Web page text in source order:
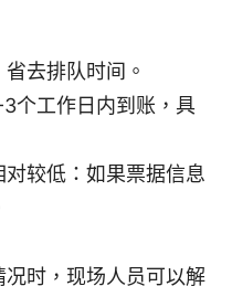
去排队时间。
个工作日内到账，具
较低：如果票据信息
时，现场人员可以解